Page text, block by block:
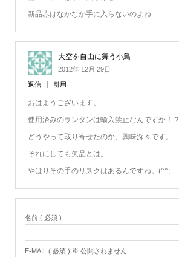
新品赤はなかなか手に入らないのよね
大空を自由に舞う小鳥
2012年 12月 29日
返信 引用
おはようございます。
使用済みのランタンは輸入禁止なんですか！？
どうやって取り寄せたのか、興味深々です。
それにしても欠品とは。
やはりその手のリスクはあるんですね。(^^;
名前 ( 必須 )
E-MAIL ( 必須 ) ※ 公開されません